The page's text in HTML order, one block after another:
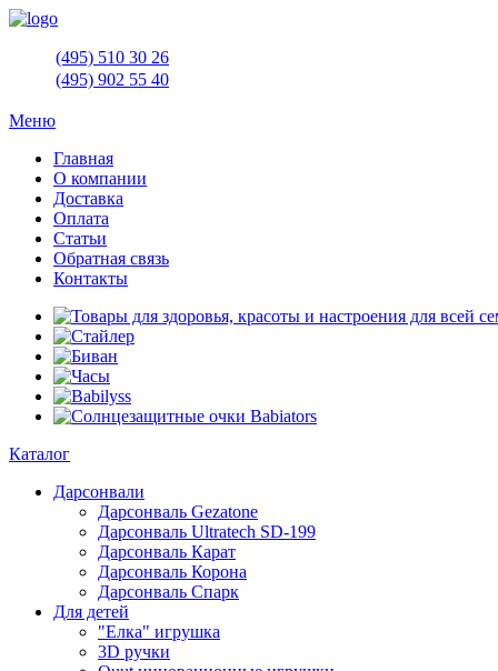
(495) 510 30 26
(495) 902 55 40
Меню
Главная
О компании
Доставка
Оплата
Статьи
Обратная связь
Контакты
Каталог
Дарсонвали
Дарсонваль Gezatone
Дарсонваль Ultratech SD-199
Дарсонваль Карат
Дарсонваль Корона
Дарсонваль Спарк
Для детей
"Елка" игрушка
3D ручки